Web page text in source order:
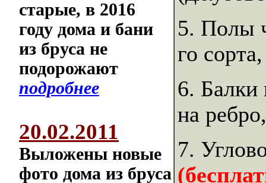
старые, в 2016
году дома и бани
из бруса не
подорожают
подробнее
20.02.2011
Выложены новые
фото дома из бруса
5. Полы
го
6. Балки
на
7.